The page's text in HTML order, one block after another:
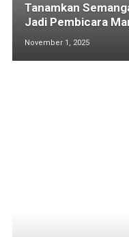
Tanamkan
Jadi Pembicara
November 1, 2025